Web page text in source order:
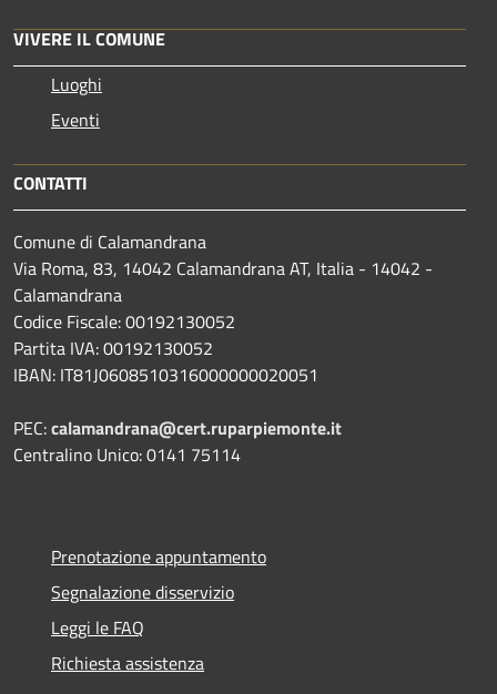
VIVERE IL COMUNE
Luoghi
Eventi
CONTATTI
Comune di Calamandrana
Via Roma, 83, 14042 Calamandrana AT, Italia - 14042 -
Calamandrana
Codice Fiscale: 00192130052
Partita IVA: 00192130052
IBAN: IT81J0608510316000000020051
PEC:calamandrana@cert.ruparpiemonte.it
Centralino Unico: 0141 75114
Prenotazione appuntamento
Segnalazione disservizio
Leggi le FAQ
Richiesta assistenza